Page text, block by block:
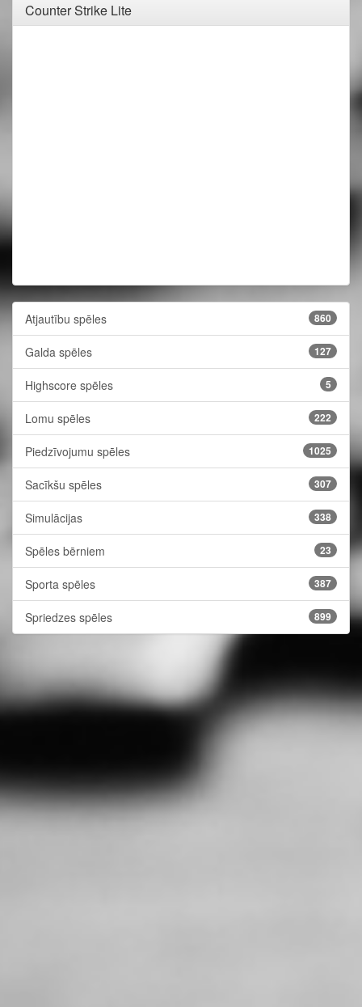
Counter Strike Lite
Atjautību spēles 860
Galda spēles 127
Highscore spēles 5
Lomu spēles 222
Piedzīvojumu spēles 1025
Sacīkšu spēles 307
Simulācijas 338
Spēles bērniem 23
Sporta spēles 387
Spriedzes spēles 899